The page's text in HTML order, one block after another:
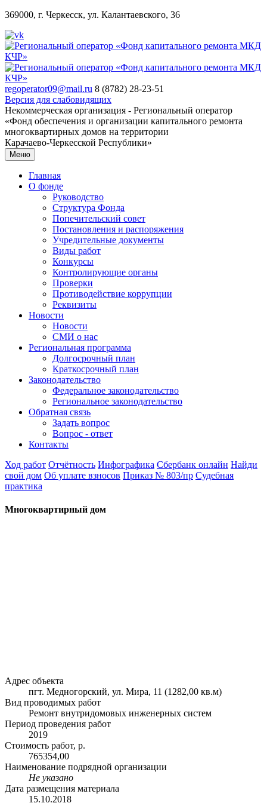
369000, г. Черкесск, ул. Калантаевского, 36
regoperator09@mail.ru 8 (8782) 28-23-51
Версия для слабовидящих
Некоммерческая организация - Региональный оператор
«Фонд обеспечения и организации капитального ремонта
многоквартирных домов на территории
Карачаево-Черкесской Республики»
Меню
Главная
О фонде
Руководство
Структура Фонда
Попечительский совет
Постановления и распоряжения
Учредительные документы
Виды работ
Конкурсы
Контролирующие органы
Проверки
Противодействие коррупции
Реквизиты
Новости
Новости
СМИ о нас
Региональная программа
Долгосрочный план
Краткосрочный план
Законодательство
Федеральное законодательство
Региональное законодательство
Обратная связь
Задать вопрос
Вопрос - ответ
Контакты
Ход работ Отчётность Инфографика Сбербанк онлайн Найди
свой дом Об уплате взносов Приказ № 803/пр Судебная
практика
Многоквартирный дом
Адрес объекта
пгт. Медногорский, ул. Мира, 11 (1282,00 кв.м)
Вид проводимых работ
Ремонт внутридомовых инженерных систем
Период проведения работ
2019
Стоимость работ, р.
765354,00
Наименование подрядной организации
Не указано
Дата размещения материала
15.10.2018